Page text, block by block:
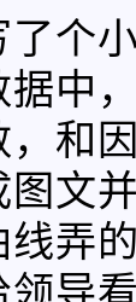
个
中
和
文
弄